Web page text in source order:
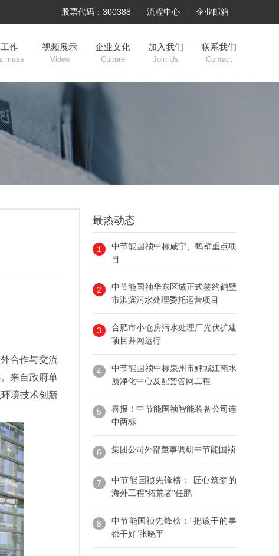
企业邮箱
流程中心
股票代码：300388
作
mass
视频展示
Video
企业文化
Culture
加入我们
Join Us
联系我们
Contact
合作与交流
来自政府单
境技术创新
最热动态
1
中节能国祯中标咸宁、鹤壁重点项
目
2
中节能国祯华东区域正式签约鹤壁
市淇滨污水处理委托运营项目
3
合肥市小仓房污水处理厂光伏扩建
项目并网运行
4
中节能国祯中标泉州市鲤城江南水
质净化中心及配套管网工程
5
喜报！中节能国祯智能装备公司连
中两标
6 集团公司外部董事调研中节能国祯
7
中节能国祯先锋榜： 匠心筑梦的
海外工程“拓荒者”任鹏
8
中节能国祯先锋榜：“把该干的事
都干好”张晓平